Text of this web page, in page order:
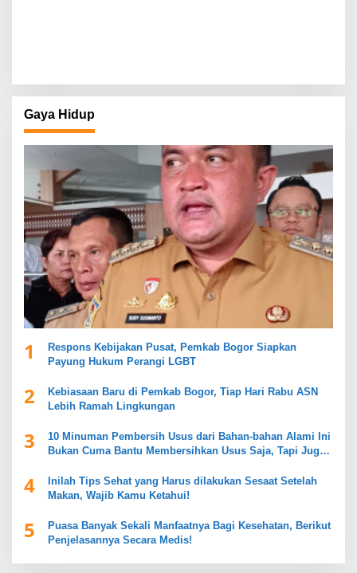
Gaya Hidup
1
Respons Kebijakan Pusat, Pemkab Bogor Siapkan
Payung Hukum Perangi LGBT
2
Kebiasaan Baru di Pemkab Bogor, Tiap Hari Rabu ASN
Lebih Ramah Lingkungan
3
10 Minuman Pembersih Usus dari Bahan-bahan Alami Ini
Bukan Cuma Bantu Membersihkan Usus Saja, Tapi Juga
4
Inilah Tips Sehat yang Harus dilakukan Sesaat Setelah
Makan, Wajib Kamu Ketahui!
5
Puasa Banyak Sekali Manfaatnya Bagi Kesehatan, Berikut
Penjelasannya Secara Medis!